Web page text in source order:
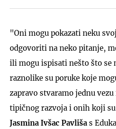
"Oni mogu pokazati neku
odgovoriti na neko pitanje,
ili mogu ispisati nešto što se
raznolike su poruke koje
zapravo stvaramo jednu
tipičnog razvoja i onih koji
Jasmina Ivšac Pavliša s